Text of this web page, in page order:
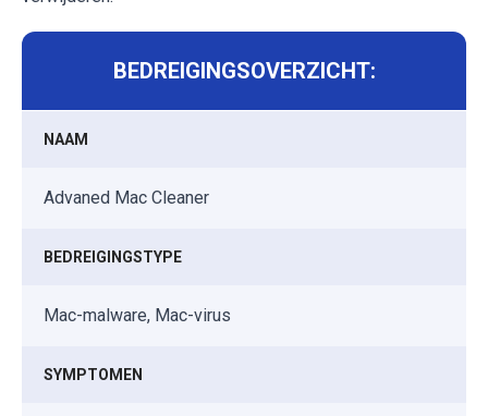
BEDREIGINGSOVERZICHT:
NAAM
Advaned Mac Cleaner
BEDREIGINGSTYPE
Mac-malware, Mac-virus
SYMPTOMEN